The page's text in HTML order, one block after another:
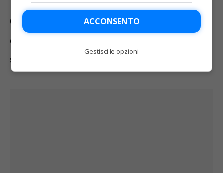
Ore 17.30 SERIE C – SPAL-Pineto –
diretta su Sky Calcio 2 (252) e in
streaming su NOW e SkyGO
ACCONSENTO
Gestisci le opzioni